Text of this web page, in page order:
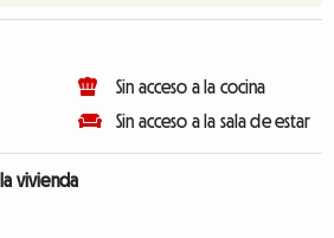
Sin acceso a la cocina
Sin acceso a la sala de estar
vivienda